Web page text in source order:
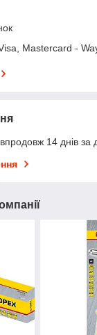
Mastercard -
14 днів за